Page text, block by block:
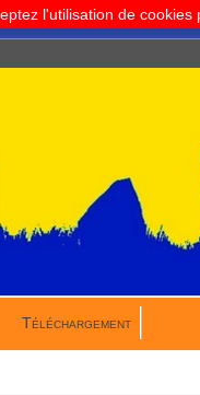
l'utilisation de
Téléchargement